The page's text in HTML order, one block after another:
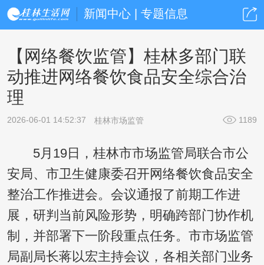
新闻中心 | 专题信息
【网络餐饮监管】桂林多部门联
动推进网络餐饮食品安全综合治
理
2026-06-01 14:52:37 桂林市场监管 1189
5月19日，桂林市市场监管局联合市公
安局、市卫生健康委召开网络餐饮食品安全
整治工作推进会。会议通报了前期工作进
展，研判当前风险形势，明确跨部门协作机
制，并部署下一阶段重点任务。市市场监管
局副局长蒋以宏主持会议，各相关部门业务